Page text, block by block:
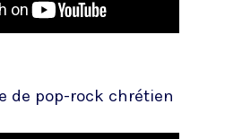
de pop-rock chrétien